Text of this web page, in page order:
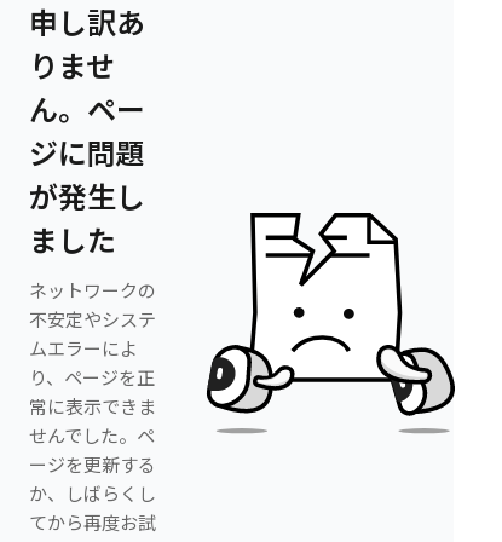
申し訳あ
りませ
ん。ペー
ジに問題
が発生し
ました
ネットワークの
不安定やシステ
ムエラーによ
り、ページを正
常に表示できま
せんでした。ペ
ージを更新する
か、しばらくし
てから再度お試